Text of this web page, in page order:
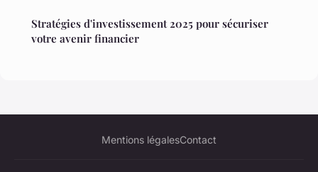
Stratégies d'investissement 2025 pour sécuriser
votre avenir financier
Mentions légalesContact